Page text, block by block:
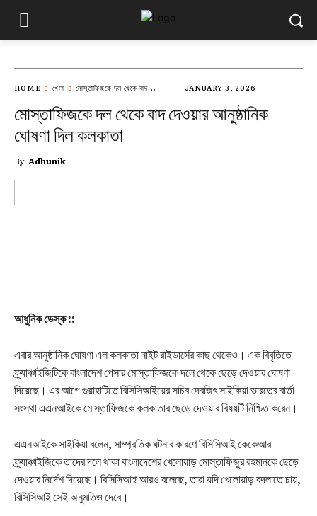
HOME খেলা মোস্তাফিজকে দল থেকে বাদ... JANUARY 3, 2026
মোস্তাফিজকে দল থেকে বাদ দেওয়ার আনুষ্ঠানিক
ঘোষণা দিল কলকাতা
By Adhunik
আধুনিক ডেস্ক ::
এবার আনুষ্ঠানিক ঘোষণা এল কলকাতা নাইট রাইডার্সের কাছ থেকেও। এক বিবৃতিতে
ফ্র্যাঞ্চাইজিটিকে বাংলাদেশ পেসার মোস্তাফিজকে দলে থেকে ছেড়ে দেওয়ার ঘোষণা
দিয়েছে। এর আগে গুয়াহাটিতে বিসিসিআইয়ের সচিব দেবজিৎ সাইকিয়া ভারতের বার্তা
সংস্থা এএনআইকে মোস্তাফিজকে কলকাতার ছেড়ে দেওয়ার বিষয়টি নিশ্চিত করেন।
এএনআইকে সাইকিয়া বলেন, সাম্প্রতিক ঘটনার কারণে বিসিসিআই কেকেআর
ফ্র্যাঞ্চাইজিকে তাদের দলে থাকা বাংলাদেশের খেলোয়াড় মোস্তাফিজুর রহমানকে ছেড়ে
দেওয়ার নির্দেশ দিয়েছে। বিসিসিআই আরও বলেছে, তারা যদি খেলোয়াড় বদলাতে চায়,
বিসিসিআই সেই অনুমতিও দেবে।